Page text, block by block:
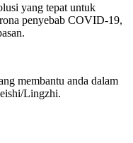
yang tepat untuk
penyebab COVID-19,
membantu anda dalam
Lingzhi.